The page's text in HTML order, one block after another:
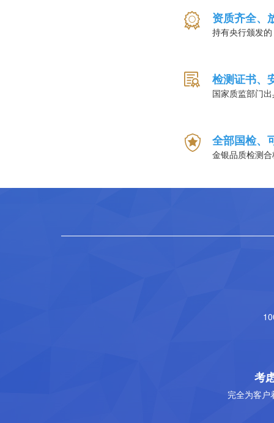
资质齐全、
持有央行颁发
检测证书、
国家质监部门
全部国检、
金银品质检测
考
完全为客户